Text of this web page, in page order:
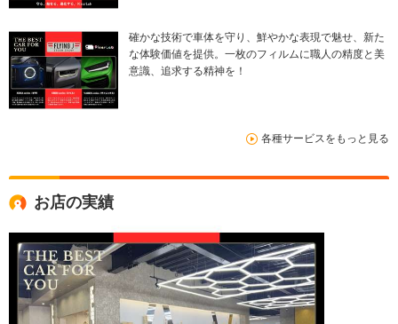
確かな技術で車体を守り、鮮やかな表現で魅せ、新た
な体験価値を提供。一枚のフィルムに職人の精度と美
意識、追求する精神を！
各種サービスをもっと見る
お店の実績